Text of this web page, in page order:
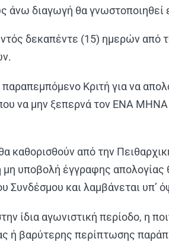
άνω διαγωγή θα
δεκαπέντε (15) ημερών από
Κριτή για να
να μην ξεπερνά τον ΕΝΑ ΜΗΝΑ
καθορισθούν από την
υποβολή έγγραφης
και λαμβάνεται υπ’
αγωνιστική περίοδο, η
ή βαρύτερης περίπτωσης